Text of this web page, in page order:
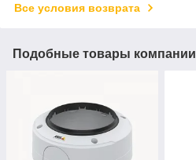
Все условия возврата
Подобные товары компании